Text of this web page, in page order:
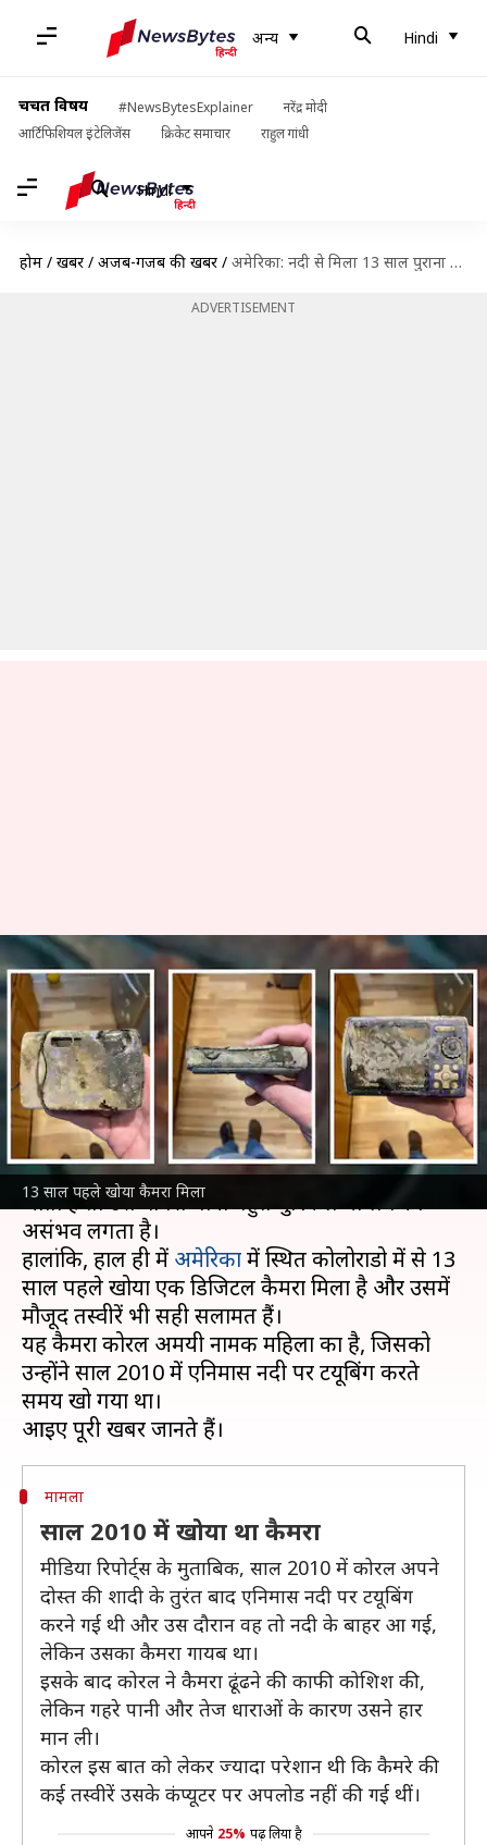
अन्य Hindi
चर्चित विषय #NewsBytesExplainer
नरेंद्र मोदी
आर्टिफिशियल इंटेलिजेंस
क्रिकेट समाचार राहुल गांधी
Hindi
होम / खबरें / अजब-गजब की खबरें / अमेरिका: नदी से मिला 13 साल पुराना कैमरा, तस्वीरें मिली सही सलामत
ADVERTISEMENT
13 साल पहले खोया कैमरा मिला
अमेरिका: नदी से मिला 13 साल
पुराना कैमरा, तस्वीरें मिली सही
सलामत
लेखन अंजली Mar 21, 2023 12:33 pm
क्या है खबर?
सोचो कि अगर आपका कोई कैमरा किसी नदी में खो
जाता है तो उसे वापस पाना बहुत मुश्किल या लगभग
असंभव लगता है।
हालांकि, हाल ही में अमेरिकामें स्थित कोलोराडो में से 13
साल पहले खोया एक डिजिटल कैमरा मिला है और उसमें
मौजूद तस्वीरें भी सही सलामत हैं।
यह कैमरा कोरल अमयी नामक महिला का है, जिसको
उन्होंने साल 2010 में एनिमास नदी पर टयूबिंग करते
समय खो गया था।
मामला
साल 2010 में खोया था कैमरा
मीडिया रिपोर्ट्स के मुताबिक, साल 2010 में कोरल अपने
दोस्त की शादी के तुरंत बाद एनिमास नदी पर टयूबिंग
करने गई थी और उस दौरान वह तो नदी के बाहर आ गई,
लेकिन उसका कैमरा गायब था।
इसके बाद कोरल ने कैमरा ढूंढने की काफी कोशिश की,
लेकिन गहरे पानी और तेज धाराओं के कारण उसने हार
मान ली।
कोरल इस बात को लेकर ज्यादा परेशान थी कि कैमरे की
कई तस्वीरें उसके कंप्यूटर पर अपलोड नहीं की गई थीं।
आपने 25% पढ़ लिया है